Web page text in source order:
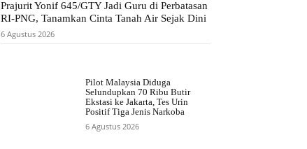
Prajurit Yonif 645/GTY Jadi Guru di Perbatasan
RI-PNG, Tanamkan Cinta Tanah Air Sejak Dini
6 Agustus 2026
Pilot Malaysia Diduga
Selundupkan 70 Ribu Butir
Ekstasi ke Jakarta, Tes Urin
Positif Tiga Jenis Narkoba
6 Agustus 2026